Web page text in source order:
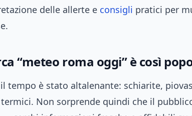
delle allerte e consigli pratici per
“meteo roma oggi” è così
tempo è stato altalenante: schiarite,
Non sorprende quindi che il